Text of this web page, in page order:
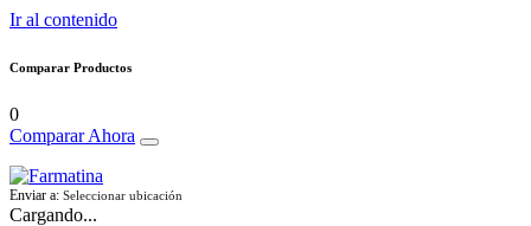
Ir al contenido
Comparar Productos
0
Comparar Ahora
Enviar a: Seleccionar ubicación
Cargando...